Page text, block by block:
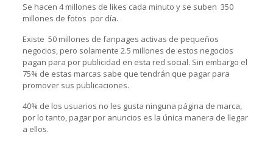
Se hacen 4 millones de likes cada minuto y se suben 350
millones de fotos por día.
Existe 50 millones de fanpages activas de pequeños
negocios, pero solamente 2.5 millones de estos negocios
pagan para por publicidad en esta red social. Sin embargo el
75% de estas marcas sabe que tendrán que pagar para
promover sus publicaciones.
40% de los usuarios no les gusta ninguna página de marca,
por lo tanto, pagar por anuncios es la única manera de llegar
a ellos.